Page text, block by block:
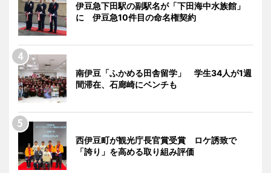
伊豆急下田駅の副駅名が「下田海中水族館」
に 伊豆急10件目の命名権契約
南伊豆「ふかめる田舎留学」 学生34人が1週
間滞在、石廊崎にベンチも
西伊豆町が観光庁長官賞受賞 ロケ誘致で
「誇り」を高める取り組み評価